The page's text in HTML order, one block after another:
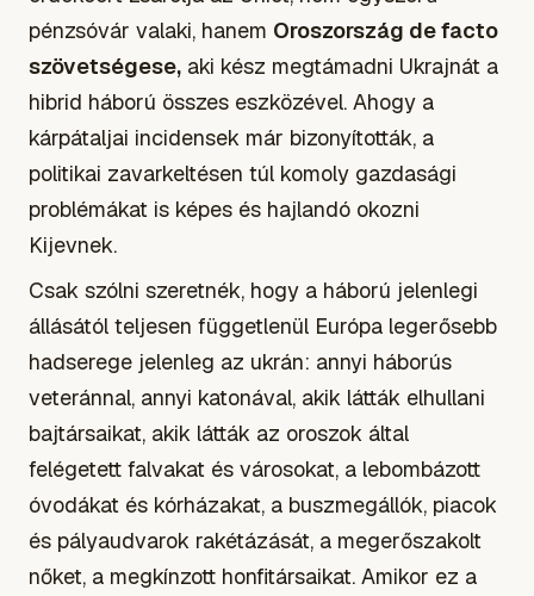
pénzsóvár valaki, hanem Oroszország de facto
szövetségese, aki kész megtámadni Ukrajnát a
hibrid háború összes eszközével. Ahogy a
kárpátaljai incidensek már bizonyították, a
politikai zavarkeltésen túl komoly gazdasági
problémákat is képes és hajlandó okozni
Kijevnek.
Csak szólni szeretnék, hogy a háború jelenlegi
állásától teljesen függetlenül Európa legerősebb
hadserege jelenleg az ukrán: annyi háborús
veteránnal, annyi katonával, akik látták elhullani
bajtársaikat, akik látták az oroszok által
felégetett falvakat és városokat, a lebombázott
óvodákat és kórházakat, a buszmegállók, piacok
és pályaudvarok rakétázását, a megerőszakolt
nőket, a megkínzott honfitársaikat. Amikor ez a